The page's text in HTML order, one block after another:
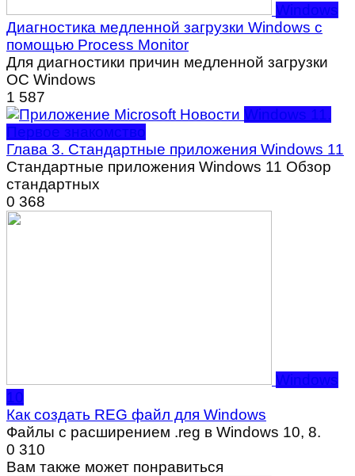
Windows
Диагностика медленной загрузки Windows с
помощью Process Monitor
Для диагностики причин медленной загрузки
ОС Windows
1 587
Windows 11.
Первое знакомство
Глава 3. Стандартные приложения Windows 11
Стандартные приложения Windows 11 Обзор
стандартных
0 368
Windows
10
Как создать REG файл для Windows
Файлы с расширением .reg в Windows 10, 8.
0 310
Вам также может понравиться